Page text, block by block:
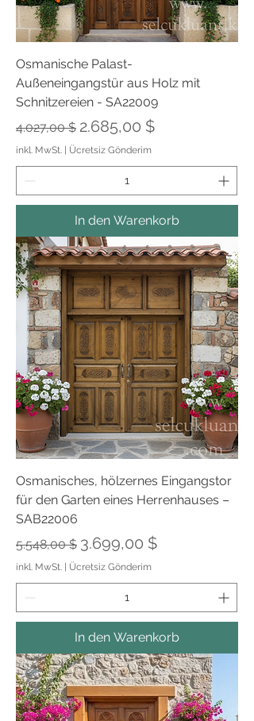
Osmanische Palast-
Außeneingangstür aus Holz mit
Schnitzereien - SA22009
Standardpreis
4.027,00 $ Sale-Preis
2.685,00 $
inkl. MwSt. | Ücretsiz Gönderim
In den Warenkorb
Osmanisches, hölzernes Eingangstor
für den Garten eines Herrenhauses –
SAB22006
Standardpreis
5.548,00 $ Sale-Preis
3.699,00 $
inkl. MwSt. | Ücretsiz Gönderim
In den Warenkorb